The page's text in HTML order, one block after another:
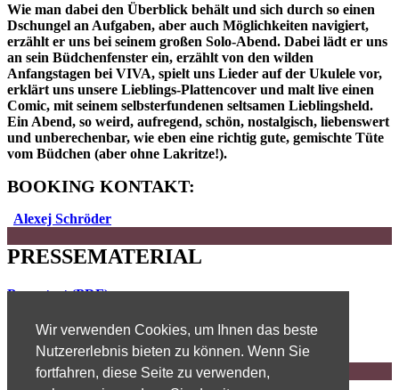
Wir verwenden Cookies, um Ihnen das beste
Nutzererlebnis bieten zu können. Wenn Sie
fortfahren, diese Seite zu verwenden,
Wie man dabei den Überblick behält und sich durch so einen
Dschungel an Aufgaben, aber auch Möglichkeiten navigiert,
erzählt er uns bei seinem großen Solo-Abend. Dabei lädt er uns
an sein Büdchenfenster ein, erzählt von den wilden
Anfangstagen bei VIVA, spielt uns Lieder auf der Ukulele vor,
erklärt uns unsere Lieblings-Plattencover und malt live einen
Comic, mit seinem selbsterfundenen seltsamen Lieblingsheld.
Ein Abend, so weird, aufregend, schön, nostalgisch, liebenswert
und unberechenbar, wie eben eine richtig gute, gemischte Tüte
vom Büdchen (aber ohne Lakritze!).
BOOKING KONTAKT:
Alexej Schröder
PRESSEMATERIAL
Pressetext (PDF)